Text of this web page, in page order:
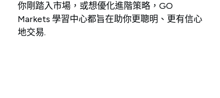
你剛踏入市場，或想優化進階策略，GO
Markets 學習中心都旨在助你更聰明、更有信心
地交易.